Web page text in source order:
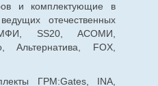
и комплектующие в
отечественных
SS20, АСОМИ,
Альтернатива, FOX,
ГРМ:Gates, INA,